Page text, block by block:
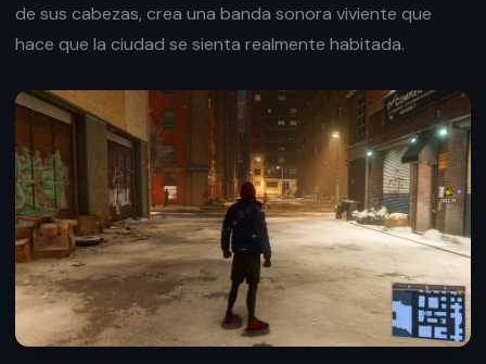
de sus cabezas, crea una banda sonora viviente que
hace que la ciudad se sienta realmente habitada.